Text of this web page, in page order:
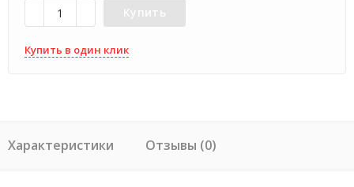
Купить
Купить в один клик
Характеристики Отзывы (0)